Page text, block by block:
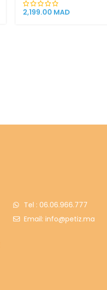
2,199.00 MAD
Tel : 06.06.966.777
Email: info@petiz.ma